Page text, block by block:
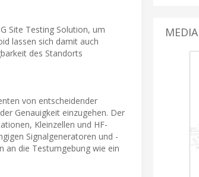
Site Testing Solution, um
lassen sich damit auch
des Standorts
von entscheidender
Genauigkeit einzugehen. Der
Kleinzellen und HF-
Signalgeneratoren und -
an die Testumgebung wie ein